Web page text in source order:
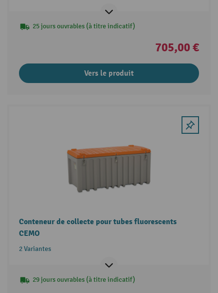
25 jours ouvrables (à titre indicatif)
705,00 €
Vers le produit
Conteneur de collecte pour tubes fluorescents
CEMO
2 Variantes
29 jours ouvrables (à titre indicatif)